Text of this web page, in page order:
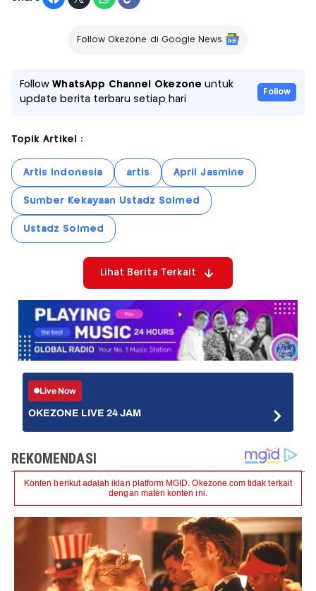
Follow Okezone di Google News
FollowWhatsApp Channel Okezone untuk
update berita terbaru setiap hari
Follow
Topik Artikel :
Artis Indonesia artis April Jasmine
Sumber Kekayaan Ustadz Solmed
Ustadz Solmed
Lihat Berita Terkait
Live Now
OKEZONE LIVE 24 JAM